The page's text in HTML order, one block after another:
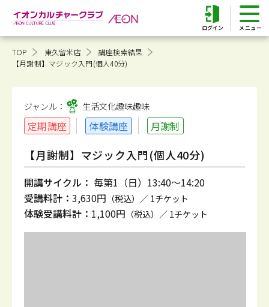
ログイン
TOP 東久留米店
講座検索結果
【月謝制】マジック入門(個人40分)
ジャンル： 生活文化趣味趣味
定期講座 体験講座 月謝制
【月謝制】マジック入門(個人40分)
開講サイクル： 毎第1（日）13:40～14:20
受講料計： 3,630円 （税込）／ 1チケット
体験受講料計： 1,100円 （税込）／ 1チケット